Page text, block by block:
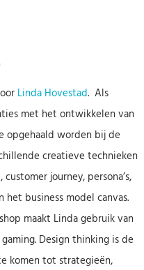
Linda Hovestad. Als
met het ontwikkelen van
opgehaald worden bij de
creatieve technieken
journey, persona’s,
business model canvas.
maakt Linda gebruik van
Design thinking is de
komen tot strategieën,